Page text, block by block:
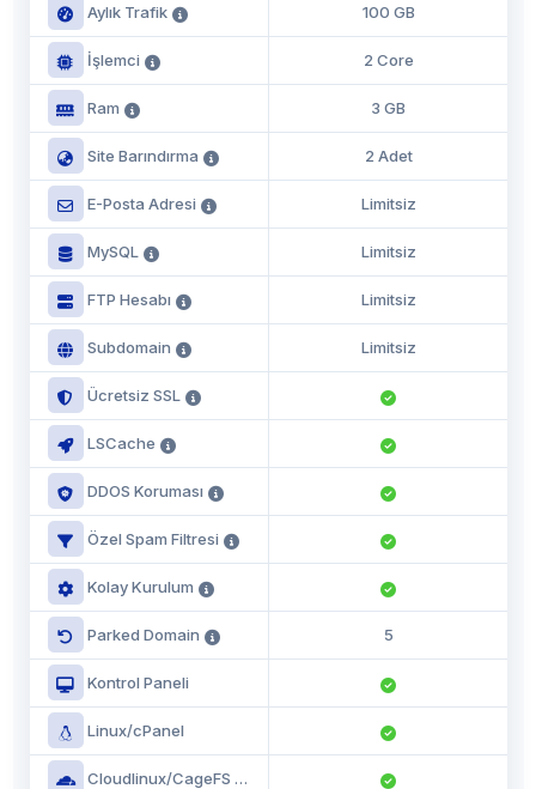
Aylık Trafik
İşlemci
Ram
Site Barındırma
E-Posta Adresi
MySQL
FTP Hesabı
Subdomain
Ücretsiz SSL
LSCache
DDOS Koruması
Özel Spam Filtresi
Kolay Kurulum
Parked Domain
Kontrol Paneli
Linux/cPanel
Cloudlinux/CageFS
100 GB
2 Core
3 GB
2 Adet
Limitsiz
Limitsiz
Limitsiz
Limitsiz
5